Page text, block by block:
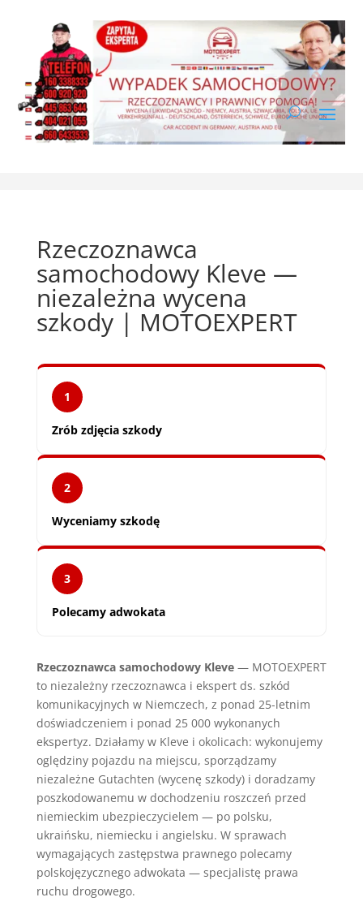
Rzeczoznawca
samochodowy Kleve —
niezależna wycena
szkody | MOTOEXPERT
1
Zrób zdjęcia szkody
2
Wyceniamy szkodę
3
Polecamy adwokata
Rzeczoznawca samochodowy Kleve— MOTOEXPERT
to niezależny rzeczoznawca i ekspert ds. szkód
komunikacyjnych w Niemczech, z ponad 25-letnim
doświadczeniem i ponad 25 000 wykonanych
ekspertyz. Działamy w Kleve i okolicach: wykonujemy
oględziny pojazdu na miejscu, sporządzamy
niezależne Gutachten (wycenę szkody) i doradzamy
poszkodowanemu w dochodzeniu roszczeń przed
niemieckim ubezpieczycielem — po polsku,
ukraińsku, niemiecku i angielsku. W sprawach
wymagających zastępstwa prawnego polecamy
polskojęzycznego adwokata — specjalistę prawa
ruchu drogowego.